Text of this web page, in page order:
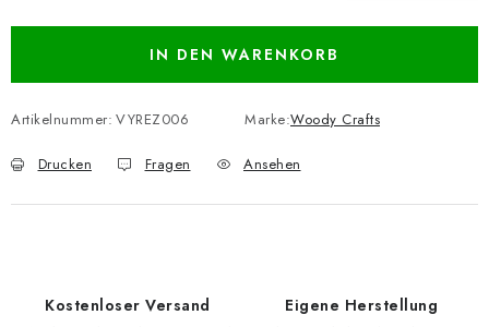
IN DEN WARENKORB
Artikelnummer: VYREZ006 Marke:Woody Crafts
Drucken Fragen Ansehen
Kostenloser Versand Eigene Herstellung